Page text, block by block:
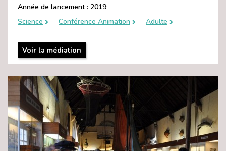
Année de lancement : 2019
Science
Conférence Animation Adulte
Voir la médiation